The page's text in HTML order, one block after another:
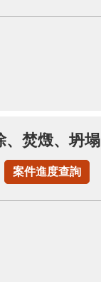
、焚燬、坍塌
案件進度查詢